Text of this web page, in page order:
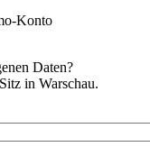
Konto
Daten?
in Warschau.